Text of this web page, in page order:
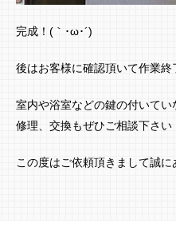
完成！(｀･ω･´)ゞ
後はお客様に確認頂いて作業終
室内や浴室などの鍵の付いて
修理、交換もぜひご相談下さい
この度はご依頼頂きまして誠に